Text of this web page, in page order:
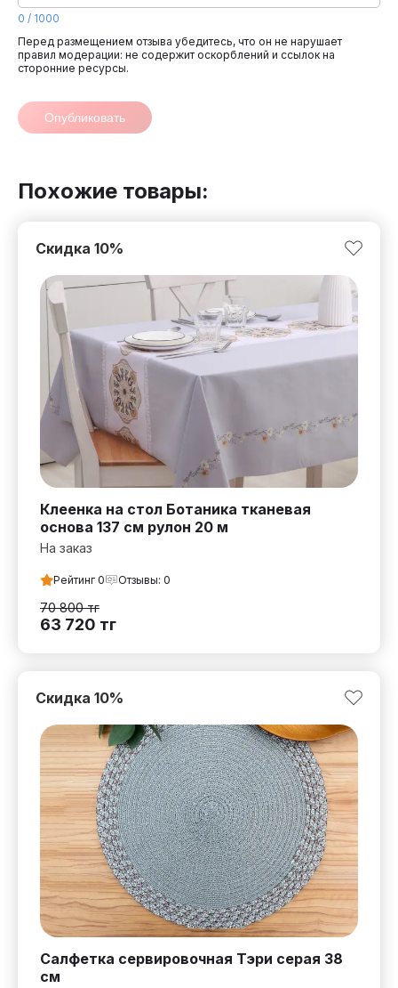
0 / 1000
Перед размещением отзыва убедитесь, что он не нарушает
правил модерации: не содержит оскорблений и ссылок на
сторонние ресурсы.
Опубликовать
Похожие товары:
Клеенка на стол Ботаника тканевая
основа 137 см рулон 20 м
Скидка 10%
На заказ
Рейтинг 0 Отзывы: 0
70 800тг
63 720 тг
Салфетка сервировочная Тэри серая 38
см
Скидка 10%